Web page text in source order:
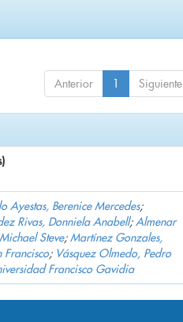
Anterior 1 Siguiente
Ayestas, Berenice Mercedes;
Rivas, Donniela Anabell;Almenar
Steve;Martínez Gonzales,
Francisco; Vásquez Olmedo, Pedro
Francisco Gavidia